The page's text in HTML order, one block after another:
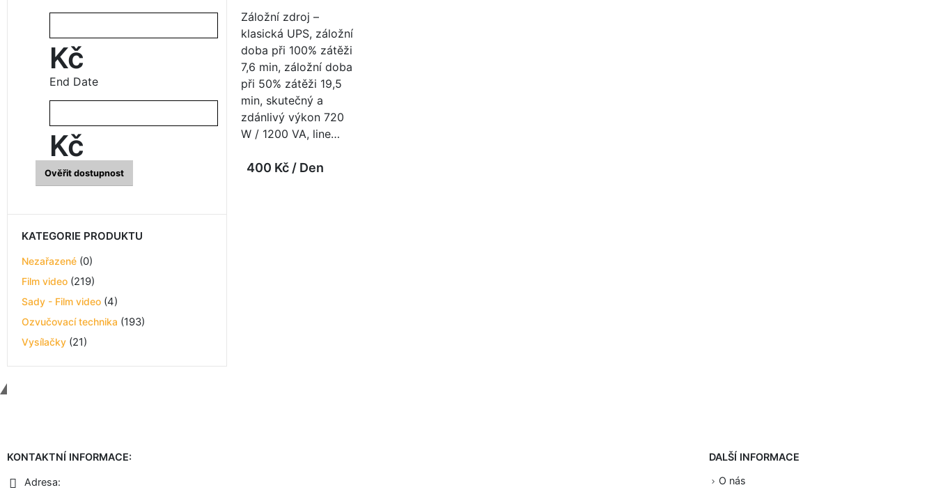
Záložní zdroj –
klasická UPS, záložní
doba při 100% zátěži
7,6 min, záložní doba
při 50% zátěži 19,5
min, skutečný a
zdánlivý výkon 720
W / 1200 VA, line…
400 Kč / Den
Kč
End Date
Kč
Ověřit dostupnost
KATEGORIE PRODUKTU
Nezařazené (0)
Film video (219)
Sady - Film video (4)
Ozvučovací technika (193)
Vysílačky (21)
KONTAKTNÍ INFORMACE:
Adresa:
DALŠÍ INFORMACE
O nás